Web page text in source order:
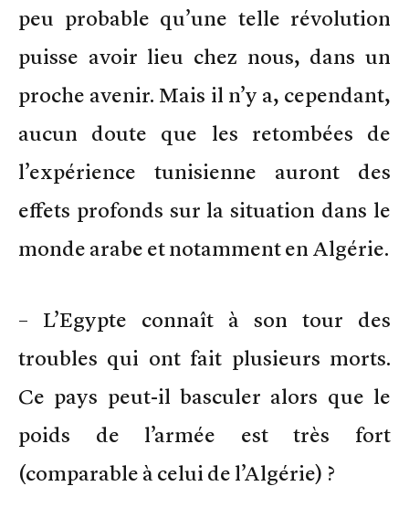
peu probable qu’une telle révolution
puisse avoir lieu chez nous, dans un
proche avenir. Mais il n’y a, cependant,
aucun doute que les retombées de
l’expérience tunisienne auront des
effets profonds sur la situation dans le
monde arabe et notamment en Algérie.
– L’Egypte connaît à son tour des
troubles qui ont fait plusieurs morts.
Ce pays peut-il basculer alors que le
poids de l’armée est très fort
(comparable à celui de l’Algérie) ?